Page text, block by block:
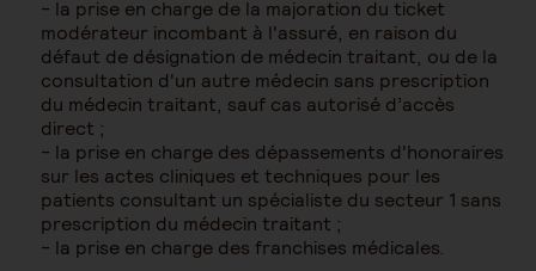
- la prise en charge de la majoration du ticket
modérateur incombant à l'assuré, en raison du
défaut de désignation de médecin traitant, ou de la
consultation d'un autre médecin sans prescription
du médecin traitant, sauf cas autorisé d’accès
direct ;
- la prise en charge des dépassements d'honoraires
sur les actes cliniques et techniques pour les
patients consultant un spécialiste du secteur 1 sans
prescription du médecin traitant ;
- la prise en charge des franchises médicales.